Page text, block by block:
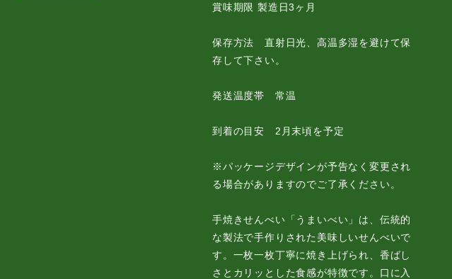
賞味期限 製造日3ヶ月
保存方法 直射日光、高温多湿を避けて保
存して下さい。
発送温度帯 常温
到着の目安 2月末頃を予定
※パッケージデザインが予告なく変更され
る場合がありますのでご了承ください。
手焼きせんべい「うまいべい」は、伝統的
な製法で手作りされた美味しいせんべいで
す。一枚一枚丁寧に焼き上げられ、香ばし
さとカリッとした食感が特徴です。口に入